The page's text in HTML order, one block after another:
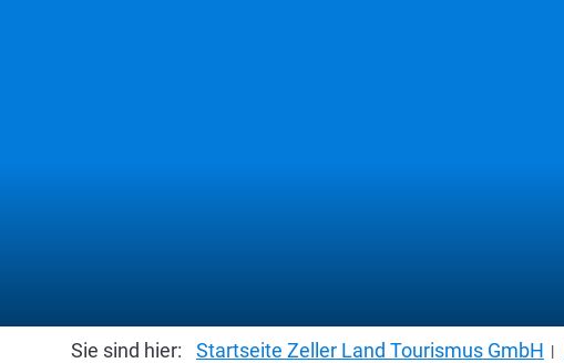
Sie sind hier: Startseite Zeller Land Tourismus GmbH